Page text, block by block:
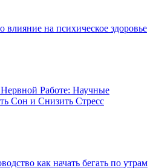
влияние на психическое здоровье
Работе: Научные
Сон и Снизить Стресс
как начать бегать по утрам